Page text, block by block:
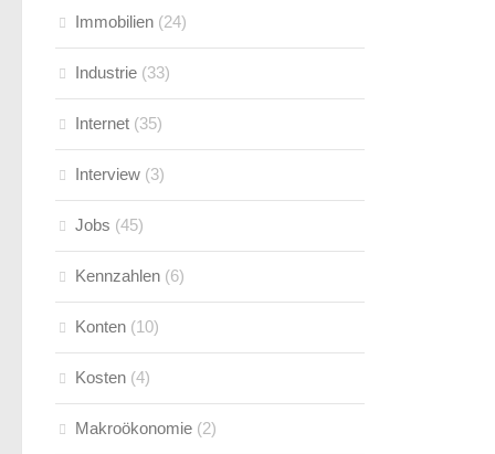
Immobilien (24)
Industrie (33)
Internet (35)
Interview (3)
Jobs (45)
Kennzahlen (6)
Konten (10)
Kosten (4)
Makroökonomie (2)